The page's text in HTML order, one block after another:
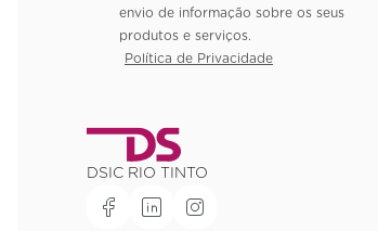
envio de informação sobre os seus
produtos e serviços.
Política de Privacidade
DSIC RIO TINTO